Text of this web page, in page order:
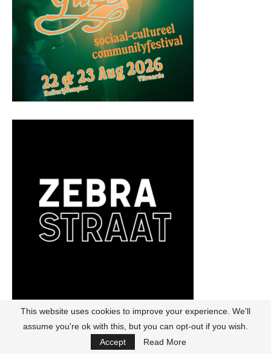
This website uses cookies to improve your experience. We'll
assume you're ok with this, but you can opt-out if you wish.
Accept
Read More